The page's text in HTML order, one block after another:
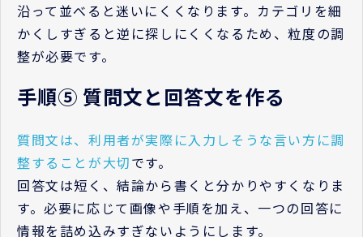
沿って並べると迷いにくくなります。カテゴリを細
かくしすぎると逆に探しにくくなるため、粒度の調
整が必要です。
手順⑤ 質問文と回答文を作る
質問文は、利用者が実際に入力しそうな言い方に調
整することが大切です。
回答文は短く、結論から書くと分かりやすくなりま
す。必要に応じて画像や手順を加え、一つの回答に
情報を詰め込みすぎないようにします。